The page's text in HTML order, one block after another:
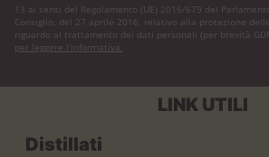
13 ai sensi del Regolamento (UE) 2016/679 del
Consiglio, del 27 aprile 2016, relativo alla protezione
riguardo al trattamento dei dati personali (per brevità
per leggere l’informativa.
LINK UTILI
Distillati